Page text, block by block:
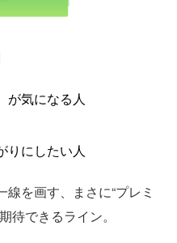
が気になる人
りにしたい人
を画す、まさに“プレミ
待できるライン。